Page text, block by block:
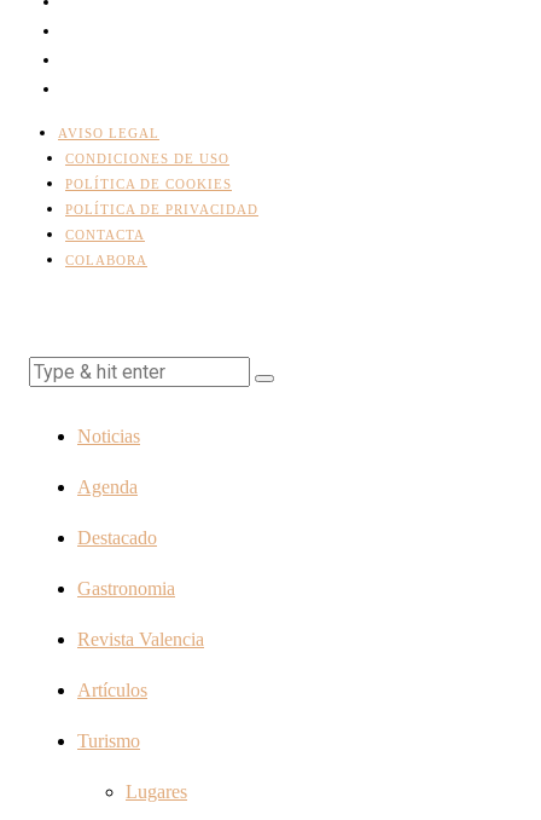
AVISO LEGAL
CONDICIONES DE USO
POLÍTICA DE COOKIES
POLÍTICA DE PRIVACIDAD
CONTACTA
COLABORA
Noticias
Agenda
Destacado
Gastronomia
Revista Valencia
Artículos
Turismo
Lugares